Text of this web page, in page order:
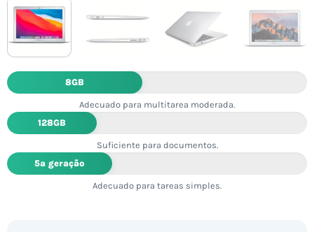
8GB
Adecuado para multitarea moderada.
128GB
Suficiente para documentos.
5ª geração
Adecuado para tareas simples.